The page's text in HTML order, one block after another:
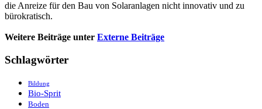
die Anreize für den Bau von Solaranlagen nicht innovativ und zu
bürokratisch.
Weitere Beiträge unter Externe Beiträge
Schlagwörter
Bildung
Bio-Sprit
Boden